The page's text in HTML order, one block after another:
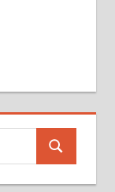
Search